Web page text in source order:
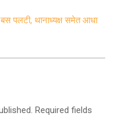
पलटी, थानाध्यक्ष समेत आधा
Required fields